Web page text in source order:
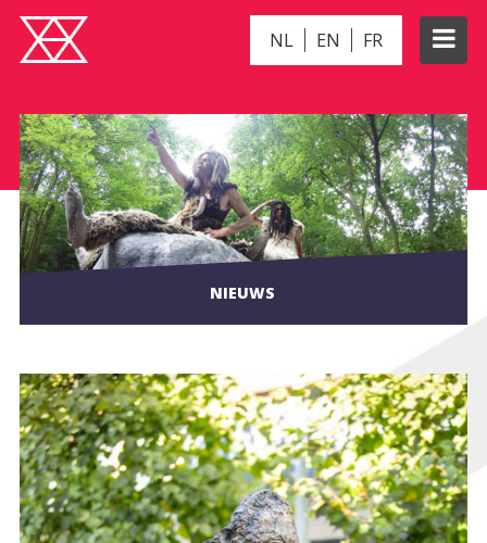
NL EN FR
NIEUWS